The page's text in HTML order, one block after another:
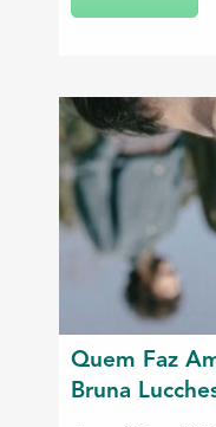
Quem Faz
Bruna